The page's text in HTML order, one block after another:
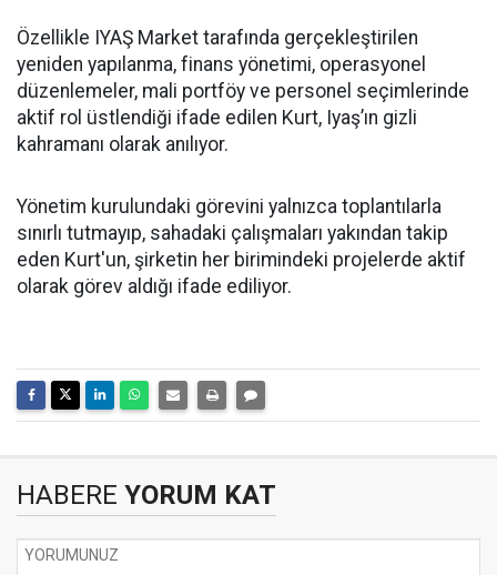
Özellikle IYAŞ Market tarafında gerçekleştirilen
yeniden yapılanma, finans yönetimi, operasyonel
düzenlemeler, mali portföy ve personel seçimlerinde
aktif rol üstlendiği ifade edilen Kurt, Iyaş’ın gizli
kahramanı olarak anılıyor.
Yönetim kurulundaki görevini yalnızca toplantılarla
sınırlı tutmayıp, sahadaki çalışmaları yakından takip
eden Kurt'un, şirketin her birimindeki projelerde aktif
olarak görev aldığı ifade ediliyor.
HABERE YORUM KAT